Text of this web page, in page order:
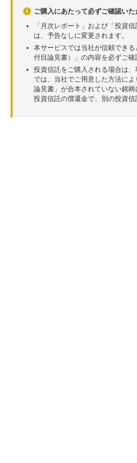
ご購入にあたって必ずご確認いた
「月次レポート」および「投資
は、予告なしに変更されます。
本サービスでは当社が信頼でき
付目論見書）」の内容を必ずご確
投資信託をご購入される場合は
では、当社でご用意した方法に
論見書」が合本されていない銘
投資信託の償還金で、別の投資